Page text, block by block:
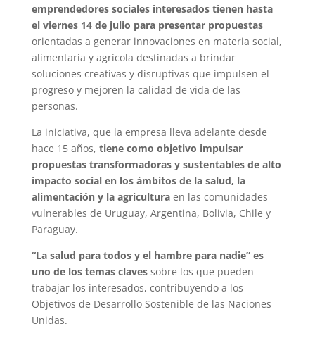
emprendedores sociales interesados tienen hasta
el viernes 14 de julio para presentar propuestas
orientadas a generar innovaciones en materia social,
alimentaria y agrícola destinadas a brindar
soluciones creativas y disruptivas que impulsen el
progreso y mejoren la calidad de vida de las
personas.
La iniciativa, que la empresa lleva adelante desde
hace 15 años, tiene como objetivo impulsar
propuestas transformadoras y sustentables de alto
impacto social en los ámbitos de la salud, la
alimentación y la agricultura en las comunidades
vulnerables de Uruguay, Argentina, Bolivia, Chile y
Paraguay.
“La salud para todos y el hambre para nadie” es
uno de los temas clavessobre los que pueden
trabajar los interesados, contribuyendo a los
Objetivos de Desarrollo Sostenible de las Naciones
Unidas.